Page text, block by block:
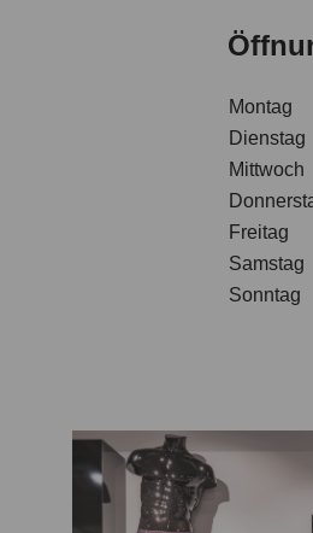
Montag
Dienstag
Mittwoch
Freitag
Samstag
Sonntag